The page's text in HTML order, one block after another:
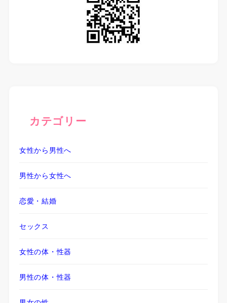
カテゴリー
女性から男性へ
男性から女性へ
恋愛・結婚
セックス
女性の体・性器
男性の体・性器